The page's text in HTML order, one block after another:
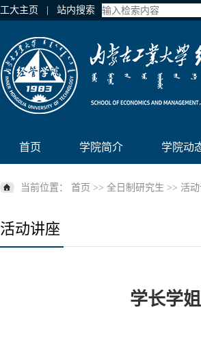
工大主页 | 站内搜索
首页 学院简介 学院动
当前位置： 首页 >> 全日制研究生 >> 活
活动讲座
学长学